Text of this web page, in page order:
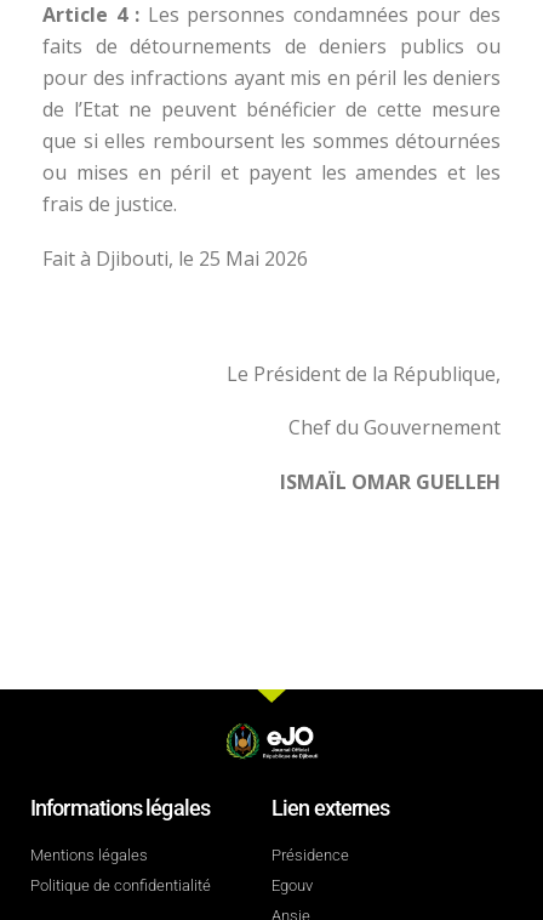
Article 4 : Les personnes condamnées pour des
faits de détournements de deniers publics ou
pour des infractions ayant mis en péril les deniers
de l’Etat ne peuvent bénéficier de cette mesure
que si elles remboursent les sommes détournées
ou mises en péril et payent les amendes et les
frais de justice.
Fait à Djibouti, le 25 Mai 2026
Le Président de la République,
Chef du Gouvernement
ISMAÏL OMAR GUELLEH
Informations légales
Mentions légales
Politique de confidentialité
Lien externes
Présidence
Egouv
Ansie